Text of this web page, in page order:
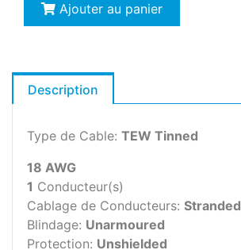
Ajouter au panier
Description
Type de Cable: TEW Tinned
18 AWG
1 Conducteur(s)
Cablage de Conducteurs: Stranded
Blindage: Unarmoured
Protection: Unshielded